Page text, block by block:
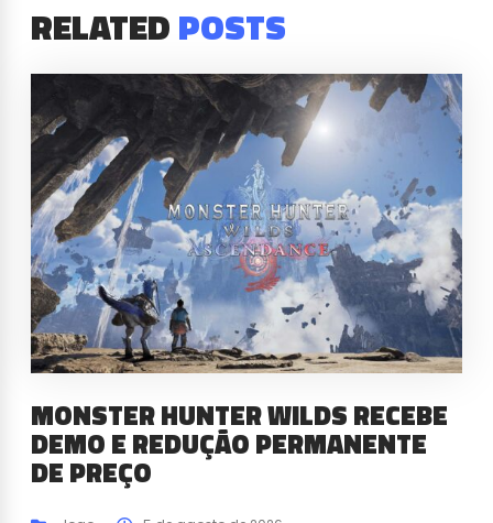
RELATEDPOSTS
MONSTER HUNTER WILDS RECEBE
DEMO E REDUÇÃO PERMANENTE
DE PREÇO